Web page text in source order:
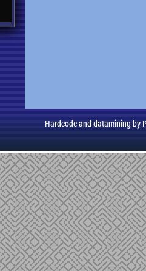
Hardcode and datamining by